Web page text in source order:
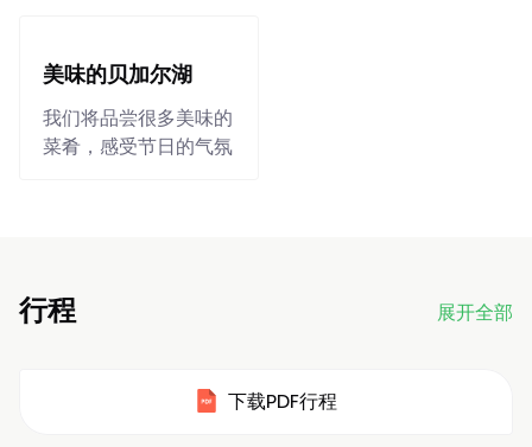
美味的贝加尔湖
我们将品尝很多美味的
菜肴，感受节日的气氛
行程 展开全部
下载PDF行程